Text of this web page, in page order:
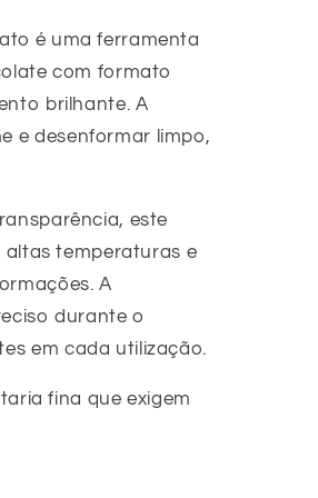
é uma ferramenta
com formato
brilhante. A
e desenformar limpo,
este
altas temperaturas e
A
durante o
em cada utilização.
fina que exigem